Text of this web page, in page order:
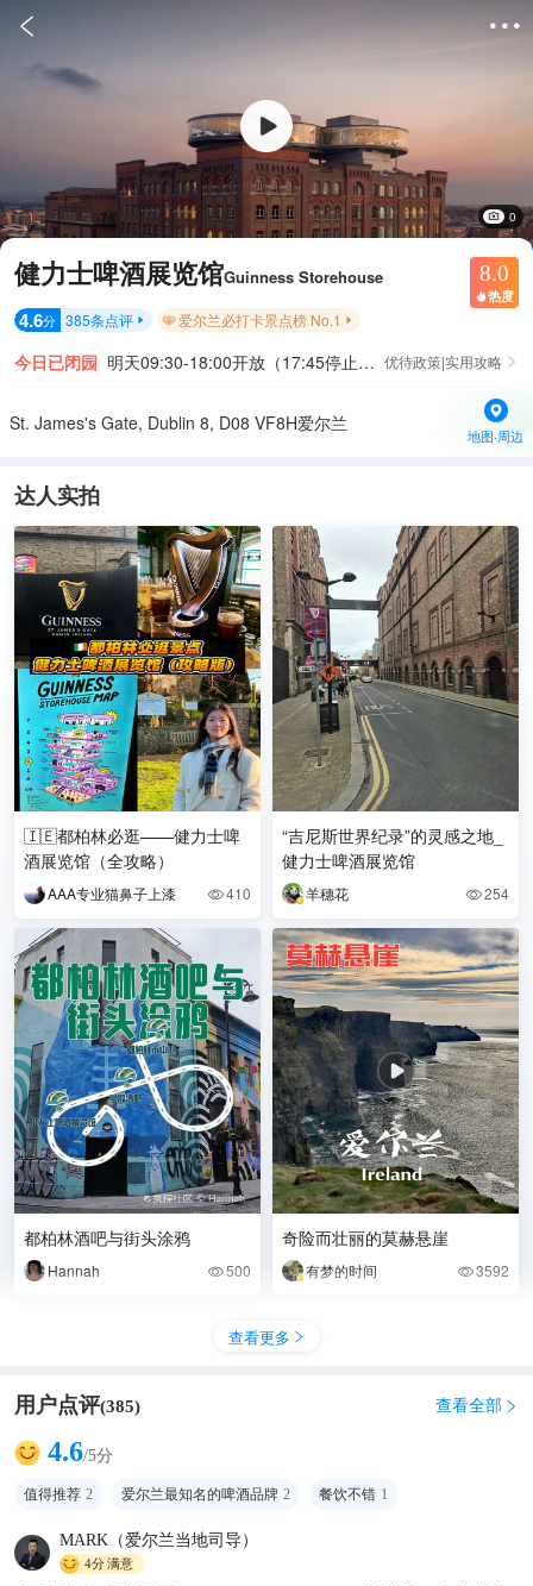
 
0
健力士啤酒展览馆Guinness Storehouse 8.0
 热度
4.6分 385条点评  爱尔兰必打卡景点榜 No.1 
今日已闭园 明天09:30-18:00开放（17:45停止入园） 优待政策|实用攻略 
St. James's Gate, Dublin 8, D08 VF8H爱尔兰
地图·周边
达人实拍
🇮🇪都柏林必逛——健力士啤
酒展览馆（全攻略）
AAA专业猫鼻子上漆 410
都柏林酒吧与街头涂鸦
Hannah 500
“吉尼斯世界纪录”的灵感之地_
健力士啤酒展览馆
羊穗花 254
奇险而壮丽的莫赫悬崖
有梦的时间 3592
查看更多 
用户点评(385) 查看全部 
4.6/5分
值得推荐 2 爱尔兰最知名的啤酒品牌 2 餐饮不错 1
MARK（爱尔兰当地司导）
4分满意